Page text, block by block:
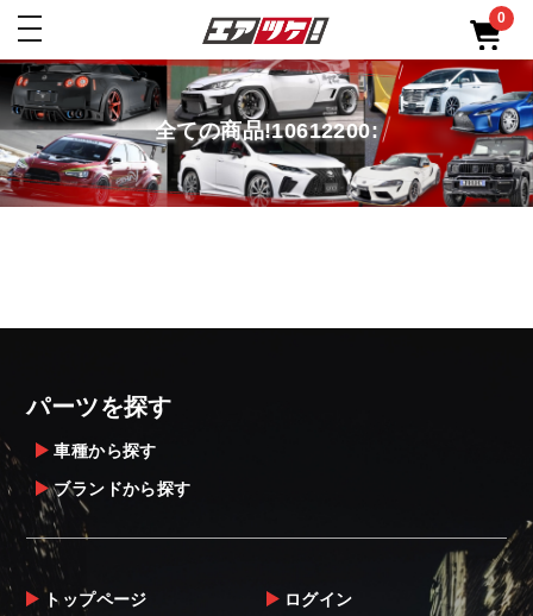
toggle
0
全ての商品!10612200:
パーツを探す
車種から探す
ブランドから探す
トップページ
ログイン